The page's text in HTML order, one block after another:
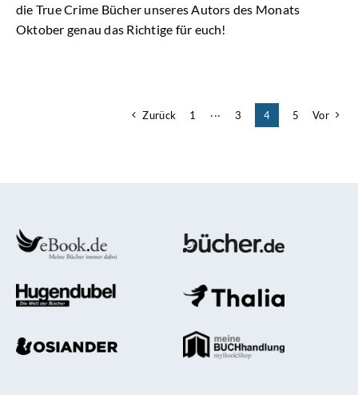
die True Crime Bücher unseres Autors des Monats
Oktober genau das Richtige für euch!
Zurück 1 ··· 3 4 5 Vor